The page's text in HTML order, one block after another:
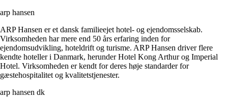
arp hansen
ARP Hansen er et dansk familieejet hotel- og ejendomsselskab.
Virksomheden har mere end 50 års erfaring inden for
ejendomsudvikling, hoteldrift og turisme. ARP Hansen driver flere
kendte hoteller i Danmark, herunder Hotel Kong Arthur og Imperial
Hotel. Virksomheden er kendt for deres høje standarder for
gæstehospitalitet og kvalitetstjenester.
arp hansen dk